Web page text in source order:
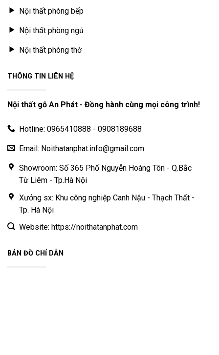
Nội thất phòng bếp
Nội thất phòng ngủ
Nội thất phòng thờ
THÔNG TIN LIÊN HỆ
Nội thất gỗ An Phát - Đồng hành cùng mọi công trình!
Hotline: 0965410888 - 0908189688
Email: Noithatanphat.info@gmail.com
Showroom: Số 365 Phố Nguyễn Hoàng Tôn - Q.Bắc
Từ Liêm - Tp.Hà Nội
Xưởng sx: Khu công nghiệp Canh Nậu - Thạch Thất -
Tp. Hà Nội
Website: https://noithatanphat.com
BẢN ĐỒ CHỈ DẪN